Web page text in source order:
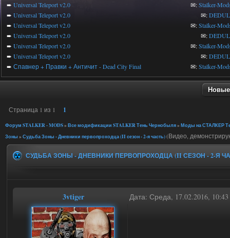
➨ Universal Teleport v2.0 ✉:Stalker-
➨ Universal Teleport v2.0 ✉:
➨ Universal Teleport v2.0 ✉:Stalker-
➨ Universal Teleport v2.0 ✉:
➨ Universal Teleport v2.0 ✉:Stalker-
➨ Universal Teleport v2.0 ✉:
➨ Спавнер + Правки + Античит - Dead City Final ✉:Stalker-
Страница 1 из 1 1
Форум STALKER - MODS» Все модификации STALKER Тень Чернобыля» Моды на СТАЛКЕР
Зоны » Судьба Зоны - Дневники первопроходца (II сезон - 2-я часть)(Видео,
СУДЬБА ЗОНЫ - ДНЕВНИКИ ПЕРВОПРОХОДЦА (II СЕЗОН - 2-Я
3vtiger Дата: Среда, 17.02.2016,